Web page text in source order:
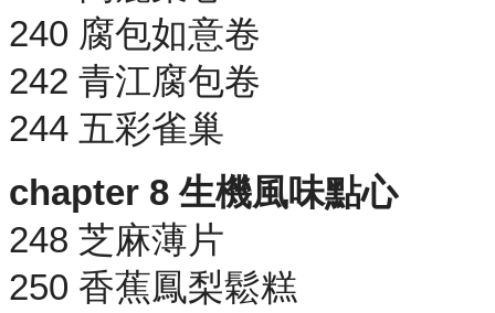
240 腐包如意卷
242 青江腐包卷
244 五彩雀巢
chapter 8 生機風味點心
248 芝麻薄片
250 香蕉鳳梨鬆糕